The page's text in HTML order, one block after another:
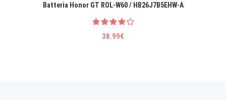
Batteria Honor GT ROL-W60 / HB26J7B5EHW-A
38.99€